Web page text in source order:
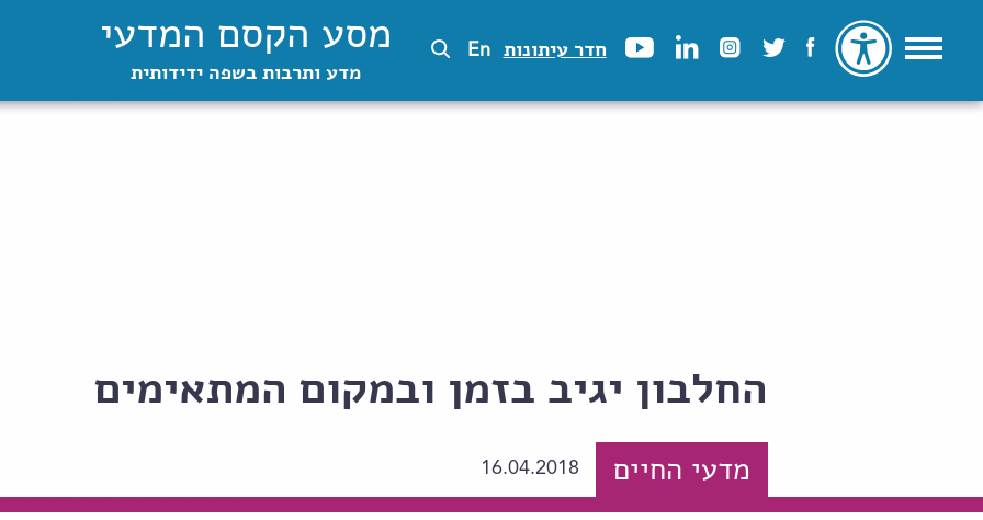
חדר עיתונות En מסע הקסם המדעי
מדע ותרבות בשפה ידידותית
החלבון יגיב בזמן ובמקום המתאימים
מדעי החיים 16.04.2018